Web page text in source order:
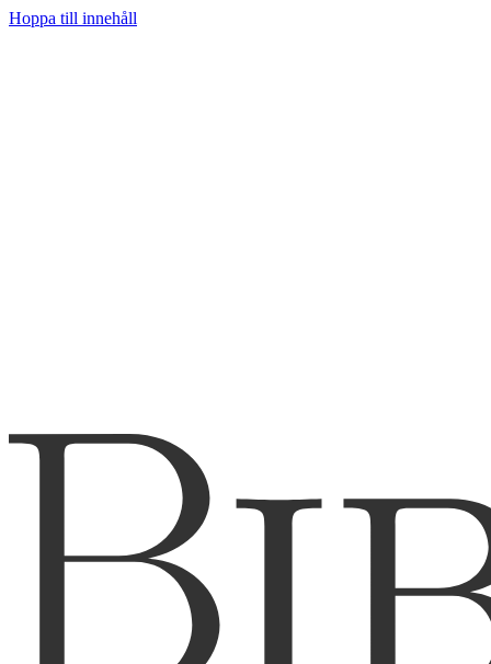
Hoppa till innehåll